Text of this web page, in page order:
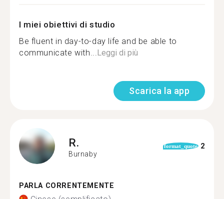
I miei obiettivi di studio
Be fluent in day-to-day life and be able to
communicate with...Leggi di più
Scarica la app
R.
Burnaby
format_quote 2
PARLA CORRENTEMENTE